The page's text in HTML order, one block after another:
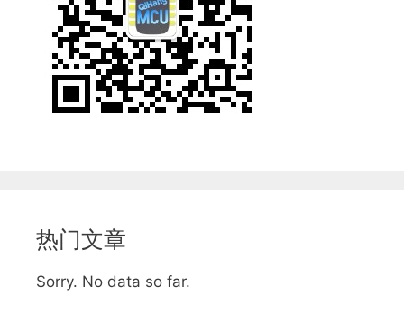
热门文章
Sorry. No data so far.